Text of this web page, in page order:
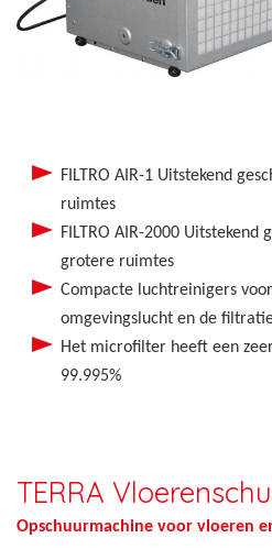
FILTRO AIR-1 Uitstekend
ruimtes
FILTRO AIR-2000
grotere ruimtes
Compacte luchtreinigers
omgevingslucht en de
Het microfilter heeft een
99.995%
TERRA
Opschuurmachine voor vloeren